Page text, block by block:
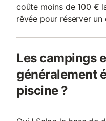
coûte moins de 100 €
rêvée pour réserver
Les campings
généralement
piscine ?